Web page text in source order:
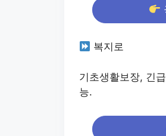
복지로
기초생활보장, 긴
능.